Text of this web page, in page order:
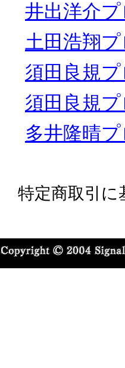
井出洋介
土田浩翔
須田良規
須田良規
多井隆晴
特定商取引に